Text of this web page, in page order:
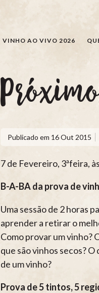
VINHO AO VIVO 2026
Publicado em 16 Out 2015
7 de Fevereiro, 3ªfeira,
B-A-BA da prova de
Uma sessão de 2 horas
aprender a retirar o
Como provar um vinho?
que são vinhos secos?
de um vinho?
Prova de 5 tintos, 5